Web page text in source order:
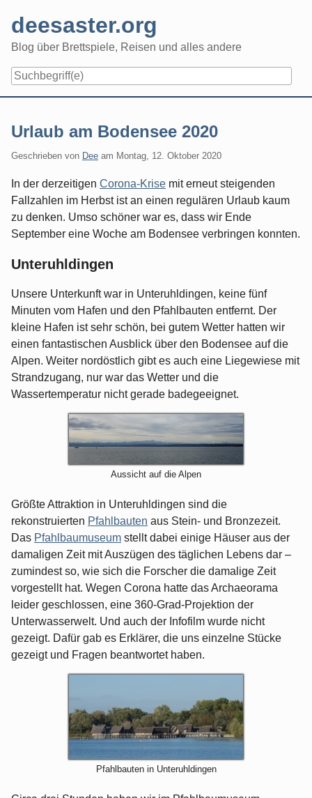
content
deesaster.org
Blog über Brettspiele, Reisen und alles andere
Urlaub am Bodensee 2020
Geschrieben von Dee am Montag, 12. Oktober 2020
In der derzeitigen Corona-Krise mit erneut steigenden
Fallzahlen im Herbst ist an einen regulären Urlaub kaum
zu denken. Umso schöner war es, dass wir Ende
September eine Woche am Bodensee verbringen konnten.
Unteruhldingen
Unsere Unterkunft war in Unteruhldingen, keine fünf
Minuten vom Hafen und den Pfahlbauten entfernt. Der
kleine Hafen ist sehr schön, bei gutem Wetter hatten wir
einen fantastischen Ausblick über den Bodensee auf die
Alpen. Weiter nordöstlich gibt es auch eine Liegewiese mit
Strandzugang, nur war das Wetter und die
Wassertemperatur nicht gerade badegeeignet.
Aussicht auf die Alpen
Größte Attraktion in Unteruhldingen sind die
rekonstruierten Pfahlbauten aus Stein- und Bronzezeit.
Das Pfahlbaumuseum stellt dabei einige Häuser aus der
damaligen Zeit mit Auszügen des täglichen Lebens dar –
zumindest so, wie sich die Forscher die damalige Zeit
vorgestellt hat. Wegen Corona hatte das Archaeorama
leider geschlossen, eine 360-Grad-Projektion der
Unterwasserwelt. Und auch der Infofilm wurde nicht
gezeigt. Dafür gab es Erklärer, die uns einzelne Stücke
gezeigt und Fragen beantwortet haben.
Pfahlbauten in Unteruhldingen